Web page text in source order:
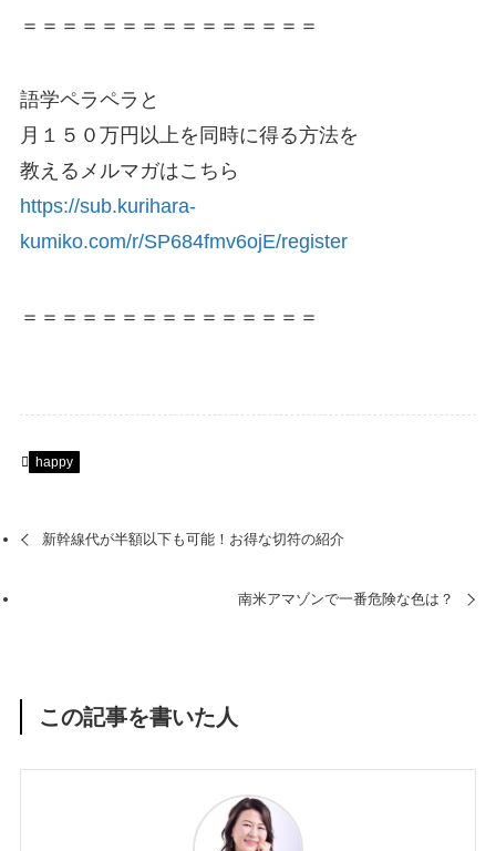
＝＝＝＝＝＝＝＝＝＝＝＝＝＝＝
語学ペラペラと
月１５０万円以上を同時に得る方法を
教えるメルマガはこちら
https://sub.kurihara-
kumiko.com/r/SP684fmv6ojE/register
＝＝＝＝＝＝＝＝＝＝＝＝＝＝＝
happy
新幹線代が半額以下も可能！お得な切符の紹介
南米アマゾンで一番危険な色は？
この記事を書いた人